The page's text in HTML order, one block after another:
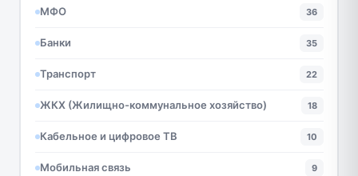
МФО 36
Банки 35
Транспорт 22
ЖКХ (Жилищно-коммунальное хозяйство) 18
Кабельное и цифровое ТВ 10
Мобильная связь 9